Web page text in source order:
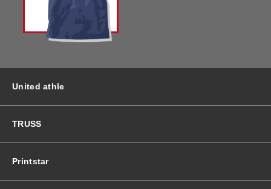
United athle
TRUSS
Printstar
ハット
バッグ＆Other
プリント加工オプション
バッグ＆Other